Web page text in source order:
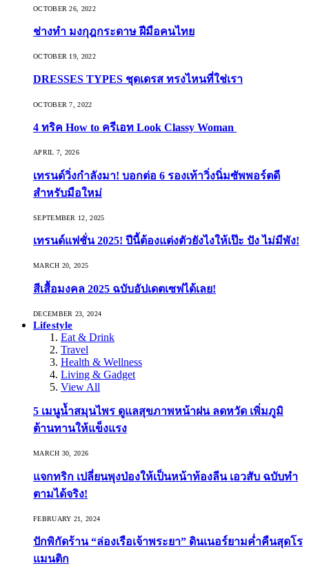
OCTOBER 26, 2022
ช่างทำ มงกุฎกระดาษ ฝีมือคนไทย
OCTOBER 19, 2022
DRESSES TYPES ชุดเดรส ทรงไหนที่ใช่เรา
OCTOBER 7, 2022
4 ทริค How to ครีเอท Look Classy Woman
APRIL 7, 2026
เทรนด์วิ่งกำลังมา! บอกต่อ 6 รองเท้าวิ่งนิ่มซัพพอร์ตดี
สำหรับมือใหม่
SEPTEMBER 12, 2025
เทรนด์แฟชั่น 2025! ปีนี้ต้องแต่งตัวยังไงให้เป๊ะ ปัง ไม่มีพัง!
MARCH 20, 2025
สีเสื้อมงคล 2025 ฉบับอัปเดตเซฟได้เลย!
DECEMBER 23, 2024
Lifestyle
Eat & Drink
Travel
Health & Wellness
Living & Gadget
View All
5 เมนูน้ำสมุนไพร ดูแลสุขภาพหน้าฝน ลดหวัด เพิ่มภูมิ
ต้านทานให้แข็งแรง
MARCH 30, 2026
แจกทริก เปลี่ยนพุงป่องให้เป็นหน้าท้องลีน เอวสับ ฉบับทำ
ตามได้จริง!
FEBRUARY 21, 2024
ปักพิกัดร้าน “ล่องเรือเจ้าพระยา” ดินเนอร์ยามค่ำคืนสุดโร
แมนติก